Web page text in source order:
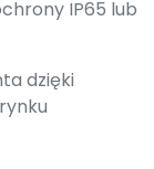
IP65 lub
dzięki